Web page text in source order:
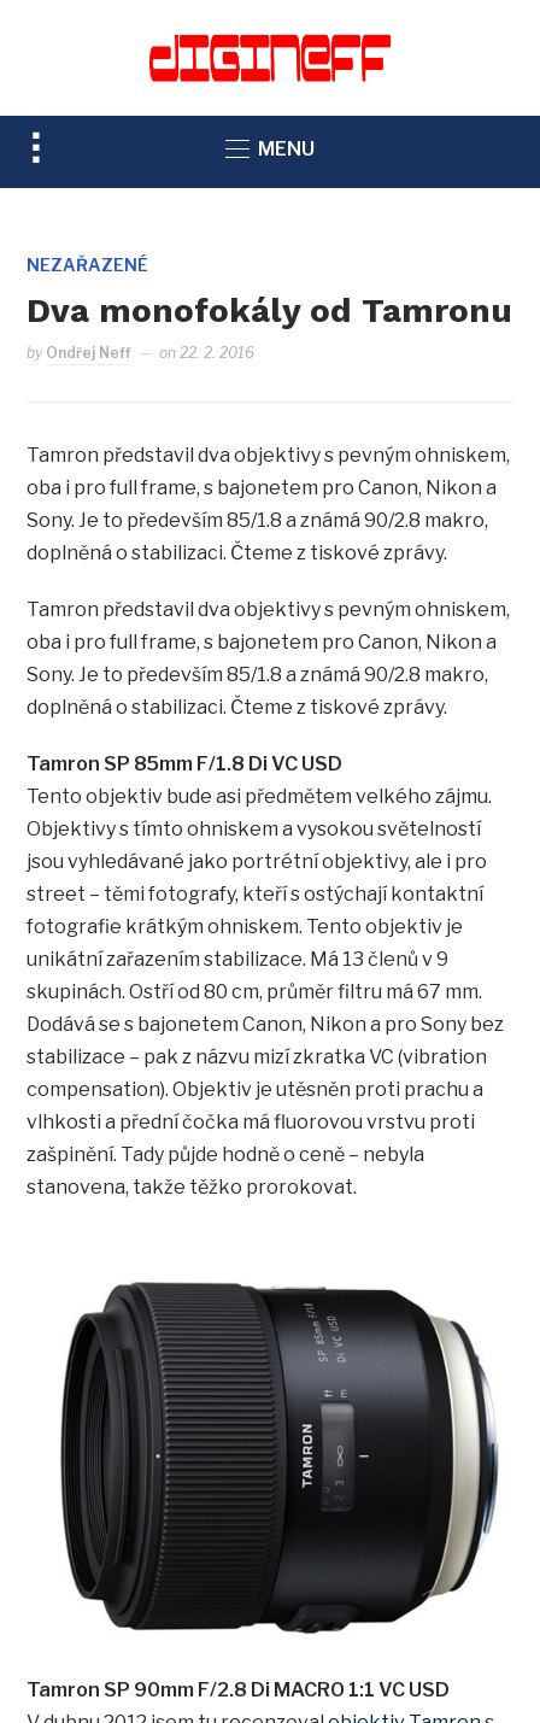
TOGGLE
SIDEBAR
NAVIGATION
MENU
NEZAŘAZENÉ
Dva monofokály od Tamronu
by Ondřej Neff on22. 2. 2016
Tamron představil dva objektivy s pevným ohniskem,
oba i pro full frame, s bajonetem pro Canon, Nikon a
Sony. Je to především 85/1.8 a známá 90/2.8 makro,
doplněná o stabilizaci. Čteme z tiskové zprávy.
Tamron představil dva objektivy s pevným ohniskem,
oba i pro full frame, s bajonetem pro Canon, Nikon a
Sony. Je to především 85/1.8 a známá 90/2.8 makro,
doplněná o stabilizaci. Čteme z tiskové zprávy.
Tamron SP 85mm F/1.8 Di VC USD
Tento objektiv bude asi předmětem velkého zájmu.
Objektivy s tímto ohniskem a vysokou světelností
jsou vyhledávané jako portrétní objektivy, ale i pro
street – těmi fotografy, kteří s ostýchají kontaktní
fotografie krátkým ohniskem. Tento objektiv je
unikátní zařazením stabilizace. Má 13 členů v 9
skupinách. Ostří od 80 cm, průměr filtru má 67 mm.
Dodává se s bajonetem Canon, Nikon a pro Sony bez
stabilizace – pak z názvu mizí zkratka VC (vibration
compensation). Objektiv je utěsněn proti prachu a
vlhkosti a přední čočka má fluorovou vrstvu proti
zašpinění. Tady půjde hodně o ceně – nebyla
stanovena, takže těžko prorokovat.
Tamron SP 90mm F/2.8 Di MACRO 1:1 VC USD